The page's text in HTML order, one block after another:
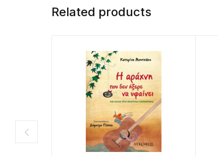
Related products